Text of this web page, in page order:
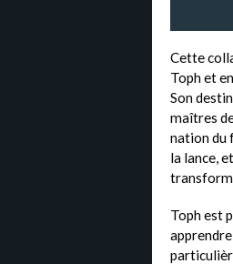
Cette
Toph et
Son
maîtres
nation du
la lance,
Toph est